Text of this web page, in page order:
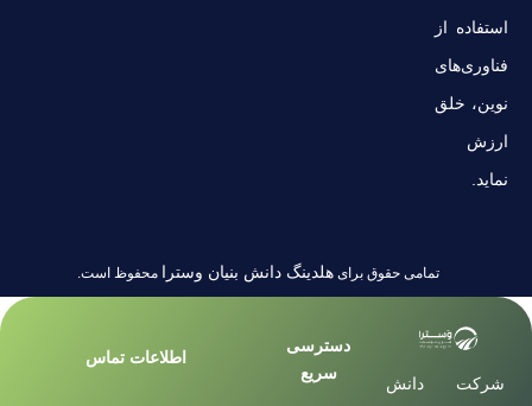
استفاده از
فناوری‌های
نوین، خلق
ارزش
نماید.
تمامی حقوق برایهلدینگ دانش بنیان وسترا محفوظ است.
شرکت دانش
دسترسی
سریع
اطلاعات تماس